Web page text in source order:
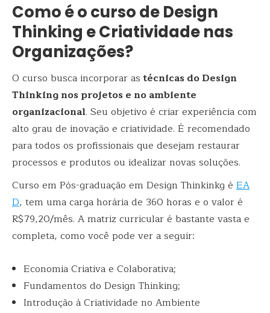
Como é o curso de Design
Thinking e Criatividade nas
Organizações?
O curso busca incorporar astécnicas do Design
Thinking nos projetos e no ambiente
organizacional. Seu objetivo é criar experiência com
alto grau de inovação e criatividade. É recomendado
para todos os profissionais que desejam restaurar
processos e produtos ou idealizar novas soluções.
Curso em Pós-graduação em Design Thinkinkg é EA
D, tem uma carga horária de 360 horas e o valor é
R$79,20/mês. A matriz curricular é bastante vasta e
completa, como você pode ver a seguir:
Economia Criativa e Colaborativa;
Fundamentos do Design Thinking;
Introdução à Criatividade no Ambiente